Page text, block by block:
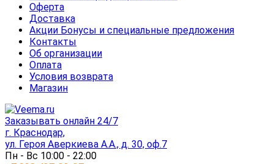
Оферта
Доставка
Акции Бонусы и специальные предложения
Контакты
Об организации
Оплата
Условия возврата
Магазин
Заказывать онлайн 24/7
г. Краснодар,
ул. Героя Аверкиева А.А., д. 30, оф.7
Пн - Вс 10:00 - 22:00